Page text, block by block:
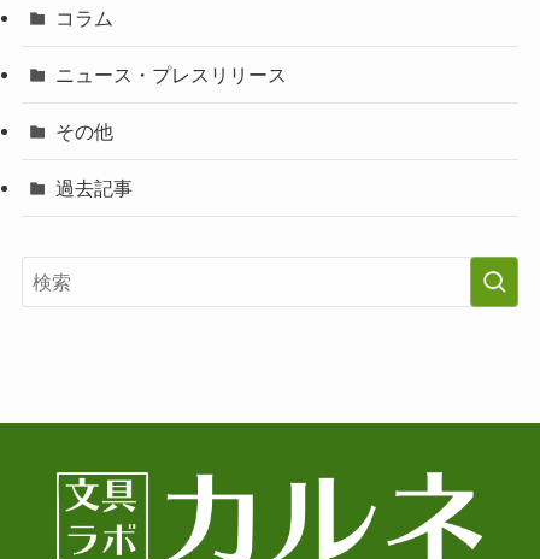
コラム
ニュース・プレスリリース
その他
過去記事